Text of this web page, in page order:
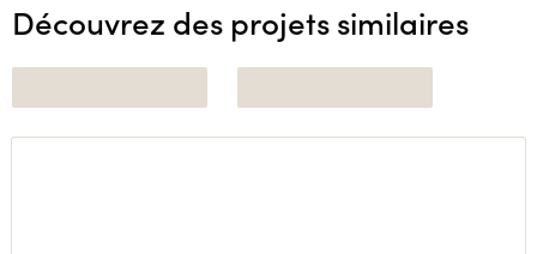
Découvrez des projets similaires